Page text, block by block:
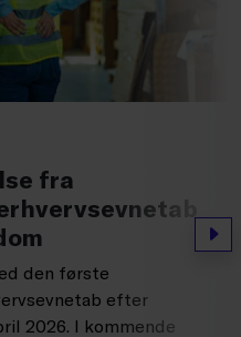
fra
den første
efter
2026. I kommende